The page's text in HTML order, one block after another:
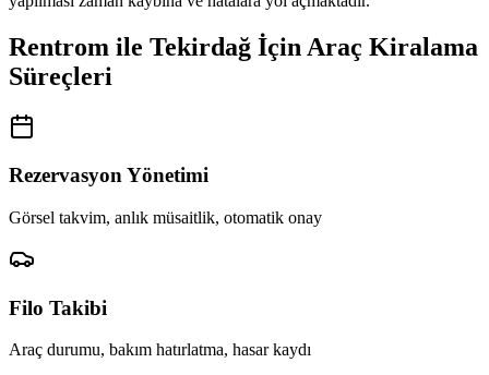
Rentrom ile Tekirdağ İçin Araç Kiralama
Süreçleri
Rezervasyon Yönetimi
Görsel takvim, anlık müsaitlik, otomatik onay
Filo Takibi
Araç durumu, bakım hatırlatma, hasar kaydı